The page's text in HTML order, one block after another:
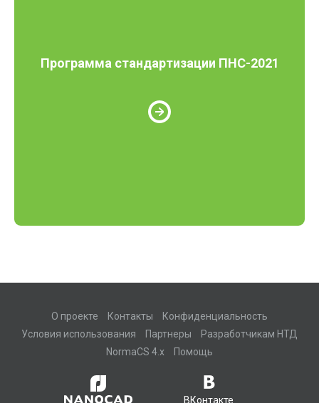
Программа стандартизации ПНС-2021
О проекте Контакты
Конфиденциальность
Условия использования
Партнеры
Разработчикам НТД
NormaCS 4.x
Помощь
ВКонтакте